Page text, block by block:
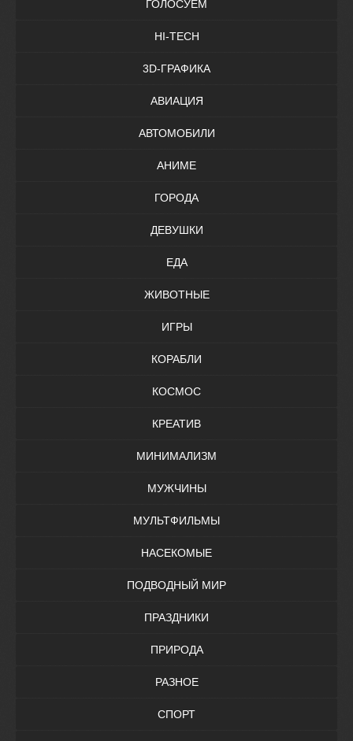
ГОЛОСУЕМ
HI-TECH
3D-ГРАФИКА
АВИАЦИЯ
АВТОМОБИЛИ
АНИМЕ
ГОРОДА
ДЕВУШКИ
ЕДА
ЖИВОТНЫЕ
ИГРЫ
КОРАБЛИ
КОСМОС
КРЕАТИВ
МИНИМАЛИЗМ
МУЖЧИНЫ
МУЛЬТФИЛЬМЫ
НАСЕКОМЫЕ
ПОДВОДНЫЙ МИР
ПРАЗДНИКИ
ПРИРОДА
РАЗНОЕ
СПОРТ